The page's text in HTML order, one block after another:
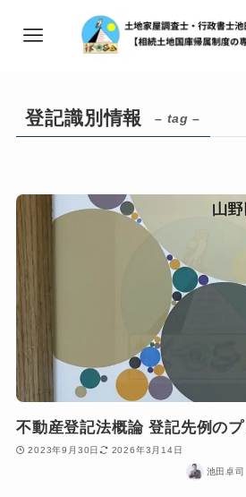
登記識別情報 – tag –
不動産登記法概論 登記先例の
2023年9月30日 2026年3月14日
池田卓